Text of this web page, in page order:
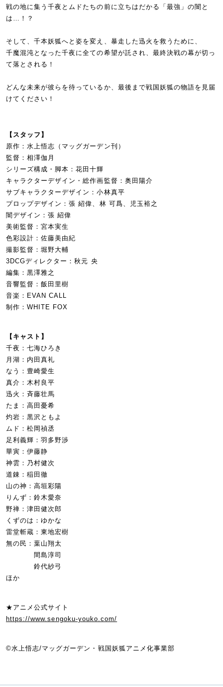
戦の地に集う千夜とムドたちの前に立ちはだかる「最強」の闇と
は…！？
そして、千本妖狐へと姿を変え、暴走した迅火を救うために、
千魔混沌となった千夜に全ての希望が託され、最終決戦の幕が切っ
て落とされる！
どんな未来が彼らを待っているか、最後まで戦国妖狐の物語を見届
けてください！
【スタッフ】
原作：水上悟志（マッグガーデン刊）
監督：相澤伽月
シリーズ構成・脚本：花田十輝
キャラクターデザイン・総作画監督：奥田陽介
サブキャラクターデザイン：小林真平
プロップデザイン：張 紹偉、林 可爲、児玉裕之
闇デザイン：張 紹偉
美術監督：宮本実生
色彩設計：佐藤美由紀
撮影監督：堀野大輔
3DCGディレクター：秋元 央
編集：黒澤雅之
音響監督：飯田里樹
音楽：EVAN CALL
制作：WHITE FOX
【キャスト】
千夜：七海ひろき
月湖：内田真礼
なう：豊崎愛生
真介：木村良平
迅火：斉藤壮馬
たま：高田憂希
灼岩：黒沢ともよ
ムド：松岡禎丞
足利義輝：羽多野渉
華寅：伊藤静
神雲：乃村健次
道錬：稲田徹
山の神：高垣彩陽
りんず：鈴木愛奈
野禅：津田健次郎
くずのは：ゆかな
雷堂斬蔵：東地宏樹
無の民：葉山翔太
間島淳司
鈴代紗弓
ほか
★アニメ公式サイト
https://www.sengoku-youko.com/
©︎水上悟志/マッグガーデン・戦国妖狐アニメ化事業部